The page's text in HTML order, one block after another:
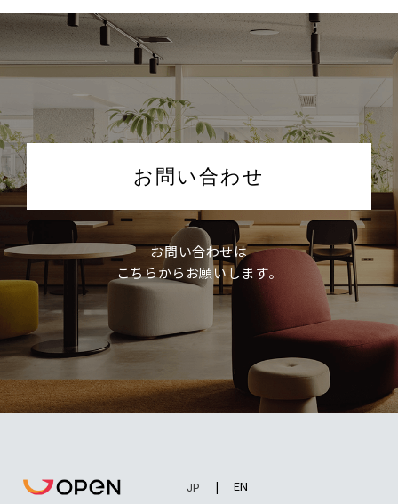
お問い合わせ
お問い合わせは
こちらからお願いします。
EN
JP